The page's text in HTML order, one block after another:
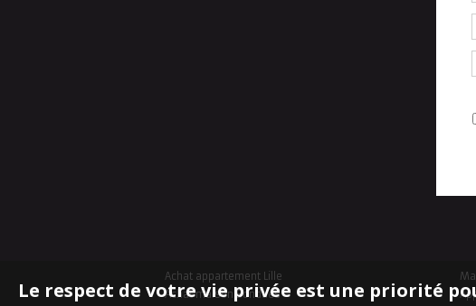
Achat appartement Lille
Achat maison Bondues
Le respect de votre vie privée est une priorité